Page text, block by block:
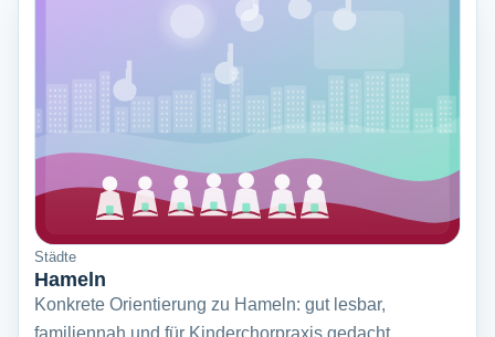
Städte
Hameln
Konkrete Orientierung zu Hameln: gut lesbar,
familiennah und für Kinderchorpraxis gedacht.